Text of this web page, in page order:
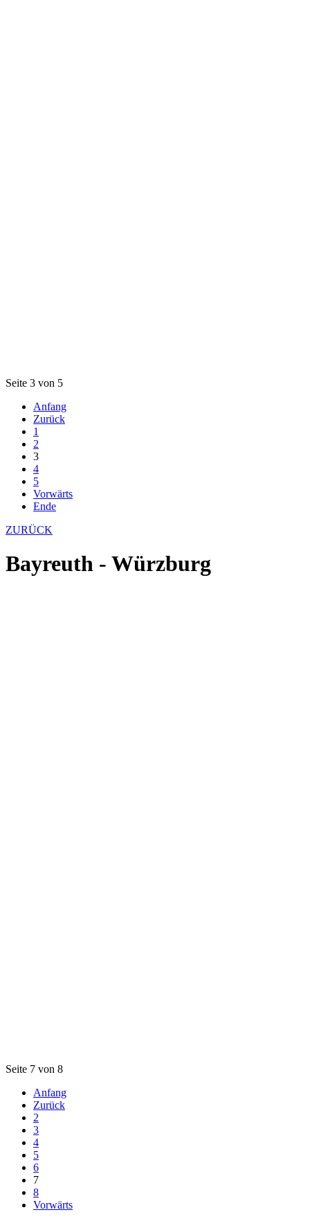
Seite 3 von 5
Anfang
Zurück
1
2
3
4
5
Vorwärts
Ende
ZURÜCK
Bayreuth - Würzburg
Seite 7 von 8
Anfang
Zurück
2
3
4
5
6
7
8
Vorwärts